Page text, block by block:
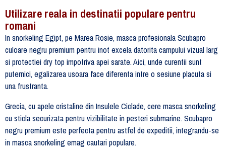
Utilizare reala in destinatii populare pentru
romani
In snorkeling Egipt, pe Marea Rosie, masca profesionala Scubapro
culoare negru premium pentru inot excela datorita campului vizual larg
si protectiei dry top impotriva apei sarate. Aici, unde curentii sunt
puternici, egalizarea usoara face diferenta intre o sesiune placuta si
una frustranta.
Grecia, cu apele cristaline din Insulele Ciclade, cere masca snorkeling
cu sticla securizata pentru vizibilitate in pesteri submarine. Scubapro
negru premium este perfecta pentru astfel de expeditii, integrandu-se
in masca snorkeling emag cautari populare.